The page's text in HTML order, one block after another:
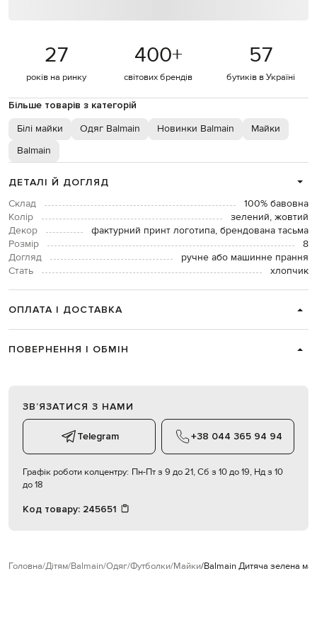
27
років на ринку
400+
світових брендів
57
бутиків в Україні
Більше товарів з категорій
Білі майки Одяг Balmain Новинки Balmain
Майки
Balmain
ДЕТАЛІ Й ДОГЛЯД
Склад
100% бавовна
Колір
зелений, жовтий
Декор
фактурний принт логотипа, брендована тасьма
Розмір
8
Догляд
ручне або машинне прання
Стать
хлопчик
ОПЛАТА І ДОСТАВКА
ПОВЕРНЕННЯ І ОБМІН
ЗВʼЯЗАТИСЯ З НАМИ
Telegram +38 044 365 94 94
Графік роботи колцентру: Пн-Пт з 9 до 21, Сб з 10 до 19, Нд з 10
до 18
Код товару: 245651
Головна Дітям Balmain Одяг Футболки Майки Balmain Дитяча зелена